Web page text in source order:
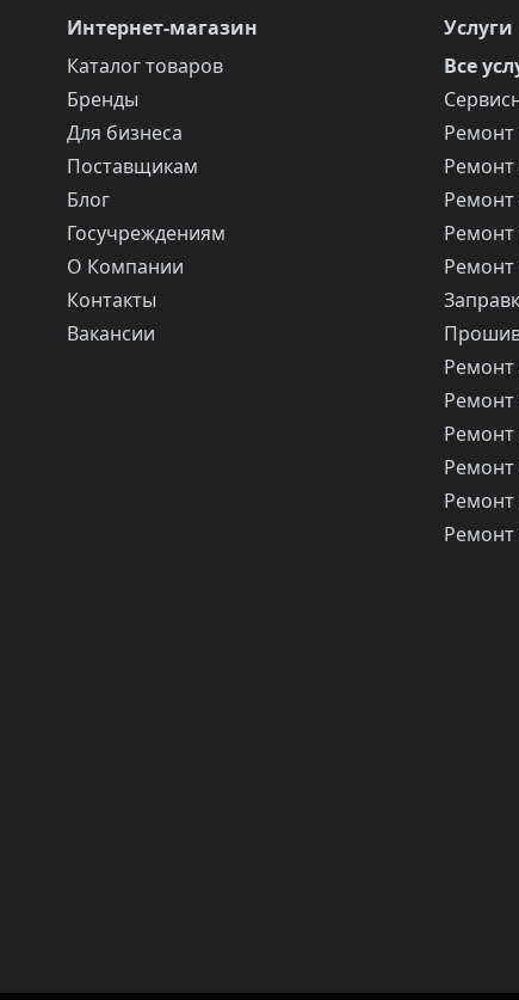
Интернет-магазин
Каталог товаров
Бренды
Для бизнеса
Поставщикам
Блог
Госучреждениям
О Компании
Контакты
Вакансии
Услуги
Все
Ремонт
Ремонт
Ремонт